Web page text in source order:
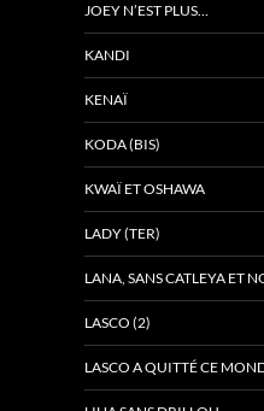
JOEY N’EST PLUS…
KANDI
KENAÏ
KODA (BIS)
KWAÏ ET OSHAWA
LADY (TER)
LANA, SANS CATLEYA ET
LASCO (2)
LASCO A QUITTÉ CE